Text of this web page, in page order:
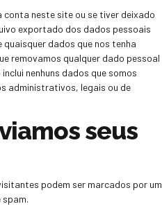
conta neste site ou se tiver deixado
exportado dos dados pessoais
dados que nos tenha
removamos qualquer dado pessoal
nenhuns dados que somos
administrativos, legais ou de
seus
podem ser marcados por um